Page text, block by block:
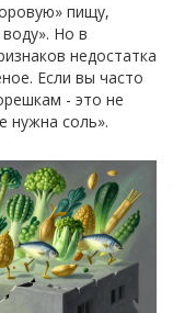
пищу,
Но в
недостатка
Если вы часто
- это не
нужна соль».